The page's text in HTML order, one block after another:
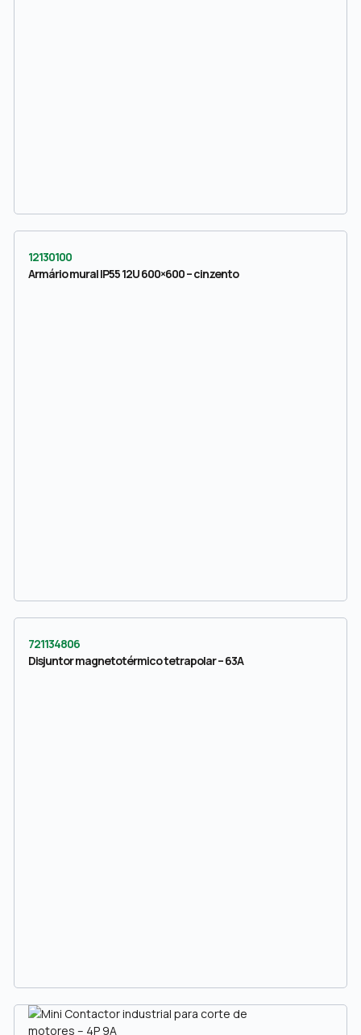
12130100
Armário mural IP55 12U 600×600 – cinzento
721134806
Disjuntor magnetotérmico tetrapolar – 63A